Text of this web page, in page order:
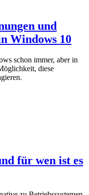
und
Windows 10
schon immer, aber in
diese
für wen ist es